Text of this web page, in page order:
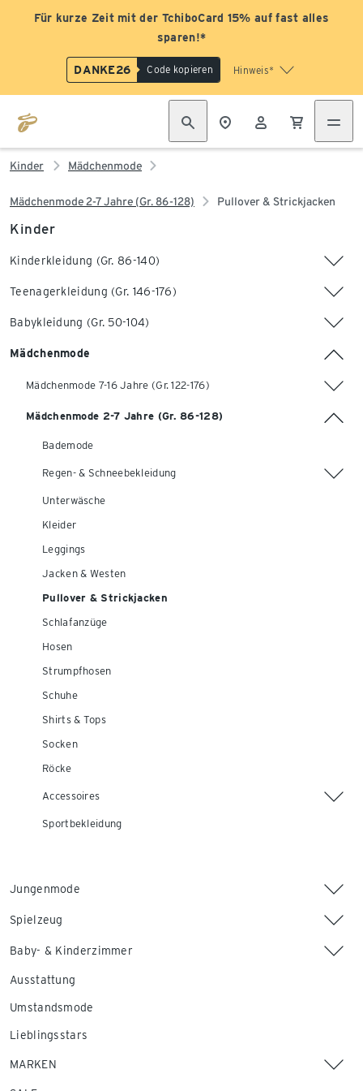
Für kurze Zeit mit der TchiboCard 15% auf fast alles
sparen!*
DANKE26 Code kopieren Hinweis*
Kinder Mädchenmode
Mädchenmode 2-7 Jahre (Gr. 86-128) Pullover & Strickjacken
Kinder
Kinderkleidung (Gr. 86-140)
Teenagerkleidung (Gr. 146-176)
Babykleidung (Gr. 50-104)
Mädchenmode
Mädchenmode 7-16 Jahre (Gr. 122-176)
Mädchenmode 2-7 Jahre (Gr. 86-128)
Bademode
Regen- & Schneebekleidung
Unterwäsche
Kleider
Leggings
Jacken & Westen
Pullover & Strickjacken
Schlafanzüge
Hosen
Strumpfhosen
Schuhe
Shirts & Tops
Socken
Röcke
Accessoires
Sportbekleidung
Jungenmode
Spielzeug
Baby- & Kinderzimmer
Ausstattung
Umstandsmode
Lieblingsstars
MARKEN